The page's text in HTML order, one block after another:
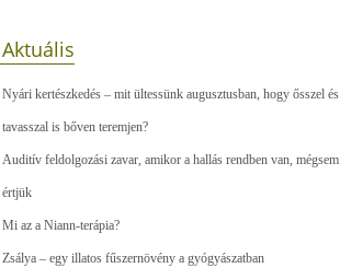
Aktuális
Nyári kertészkedés – mit ültessünk augusztusban, hogy ősszel és
tavasszal is bőven teremjen?
Auditív feldolgozási zavar, amikor a hallás rendben van, mégsem
értjük
Mi az a Niann-terápia?
Zsálya – egy illatos fűszernövény a gyógyászatban